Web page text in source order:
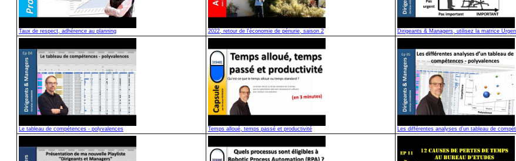
Taux de respect, adhérence au planning 2022, retour de l'économie de pénurie, saison 2 Dirigeants & Managers, utilisez la matrice
Le tableau de compétences - polyvalences Temps alloué, temps passé et productivité Les différentes analyses d’un tableau de